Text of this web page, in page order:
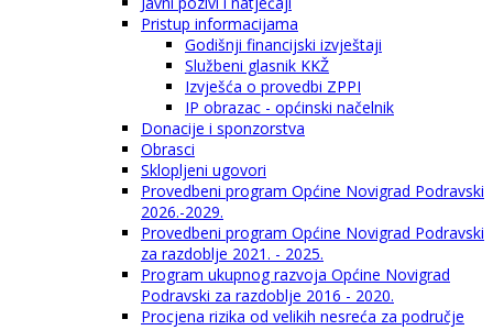
Pristup informacijama
Godišnji financijski izvještaji
Službeni glasnik KKŽ
Izvješća o provedbi ZPPI
IP obrazac - općinski načelnik
Donacije i sponzorstva
Obrasci
Sklopljeni ugovori
Provedbeni program Općine Novigrad Podravski
2026.-2029.
Provedbeni program Općine Novigrad Podravski
za razdoblje 2021. - 2025.
Program ukupnog razvoja Općine Novigrad
Podravski za razdoblje 2016 - 2020.
Procjena rizika od velikih nesreća za područje